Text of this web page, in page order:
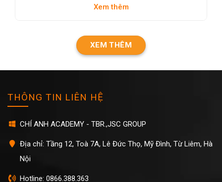
Xem thêm
XEM THÊM
THÔNG TIN LIÊN HỆ
CHÍ ANH ACADEMY - TBR.,JSC GROUP
Địa chỉ: Tầng 12, Toà 7A, Lê Đức Thọ, Mỹ Đình, Từ Liêm, Hà
Nội
Hotline: 0866.388.363